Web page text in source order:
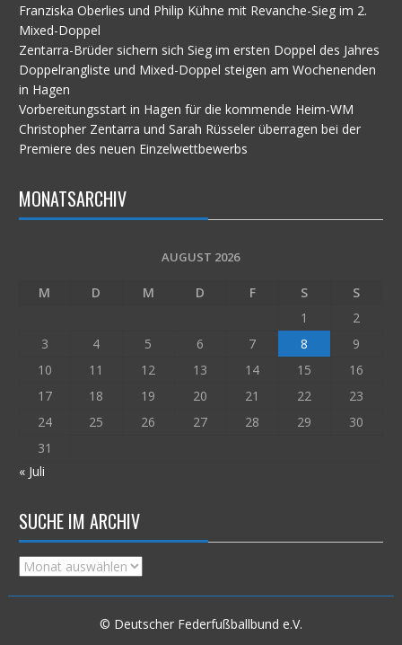
Franziska Oberlies und Philip Kühne mit Revanche-Sieg im 2.
Mixed-Doppel
Zentarra-Brüder sichern sich Sieg im ersten Doppel des Jahres
Doppelrangliste und Mixed-Doppel steigen am Wochenenden
in Hagen
Vorbereitungsstart in Hagen für die kommende Heim-WM
Christopher Zentarra und Sarah Rüsseler überragen bei der
Premiere des neuen Einzelwettbewerbs
MONATSARCHIV
AUGUST 2026
M D M D F S
S
1
2
3
4 5 6 7 8
9
10
11 12 13 14 15
16
17
18 19 20 21 22
23
24
25 26 27 28 29
30
31
« Juli
SUCHE IM ARCHIV
Suche
© Deutscher Federfußballbund e.V.